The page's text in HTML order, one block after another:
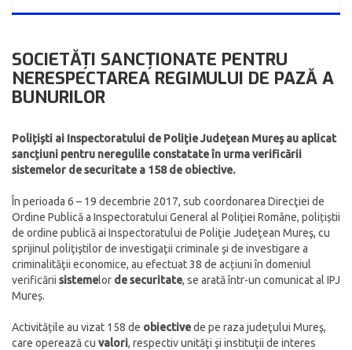
SOCIETĂȚI SANCŢIONATE PENTRU
NERESPECTAREA REGIMULUI DE PAZĂ A
BUNURILOR
Polițiști ai Inspectoratului de Poliţie Judeţean Mureş au aplicat
sancțiuni pentru neregulile constatate în urma verificării
sistemelor de securitate a 158 de obiective.
În perioada 6 – 19 decembrie 2017, sub coordonarea Direcţiei de
Ordine Publică a Inspectoratului General al Poliţiei Române, polițiștii
de ordine publică ai Inspectoratului de Poliţie Judeţean Mureş, cu
sprijinul poliţiştilor de investigaţii criminale şi de investigare a
criminalităţii economice, au efectuat 38 de acțiuni în domeniul
verificării sistemelor de securitate, se arată într-un comunicat al IPJ
Mureș.
Activitățile au vizat 158 de obiectivede pe raza judeţului Mureş,
care operează cu valori, respectiv unităţi şi instituţii de interes